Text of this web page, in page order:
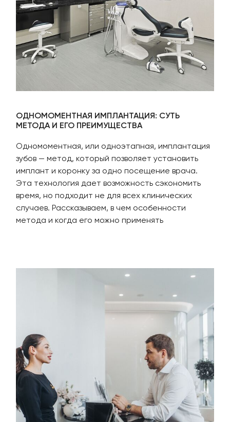
ОДНОМОМЕНТНАЯ ИМПЛАНТАЦИЯ: СУТЬ
МЕТОДА И ЕГО ПРЕИМУЩЕСТВА
Одномоментная, или одноэтапная, имплантация
зубов — метод, который позволяет установить
имплант и коронку за одно посещение врача.
Эта технология дает возможность сэкономить
время, но подходит не для всех клинических
случаев. Рассказываем, в чем особенности
метода и когда его можно применять